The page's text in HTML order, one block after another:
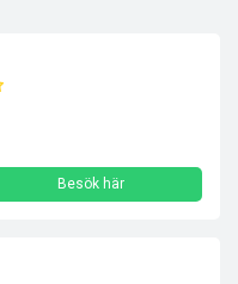
Besök här